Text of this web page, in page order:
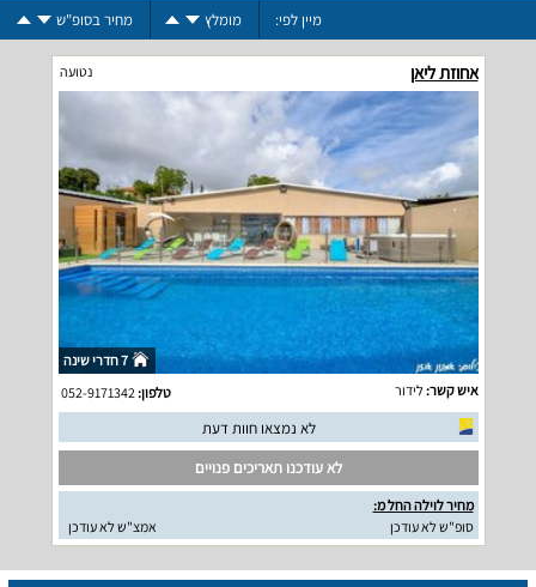
מיין לפי: מומלץ מחיר בסופ"ש
אחוזת ליאן נטועה
7 חדרי שינה
איש קשר:לידור טלפון:
לא נמצאו חוות דעת
לא עודכנו תאריכים פנויים
מחיר לוילה החל מ:
סופ"ש לא עודכן
אמצ"ש לא עודכן